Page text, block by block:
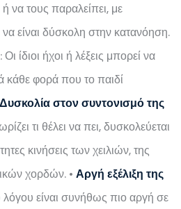
να τους παραλείπει, με
είναι δύσκολη στην κατανόηση.
: Οι ίδιοι ήχοι ή λέξεις μπορεί να
κάθε φορά που το παιδί
Δυσκολία στον συντονισμό της
τι θέλει να πει, δυσκολεύεται
κινήσεις των χειλιών, της
χορδών. • Αργή εξέλιξη της
είναι συνήθως πιο αργή σε